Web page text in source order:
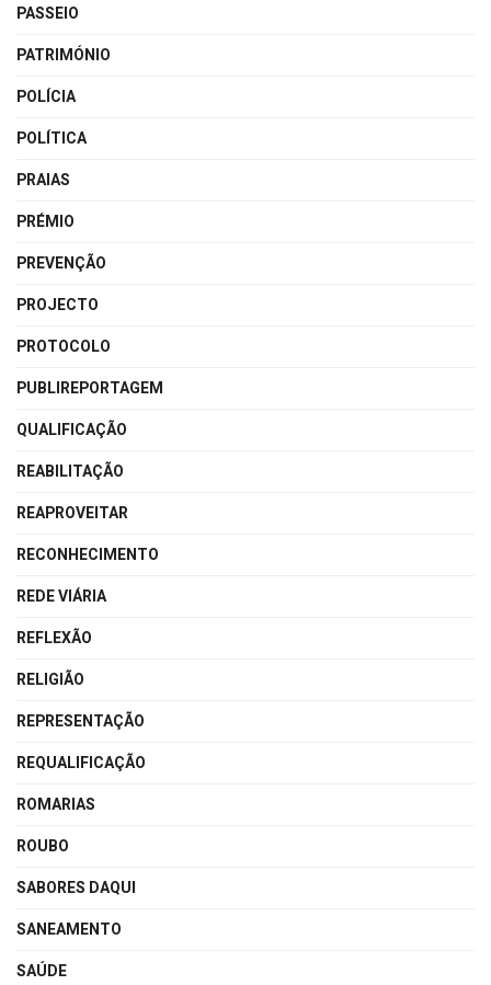
PASSEIO
PATRIMÓNIO
POLÍCIA
POLÍTICA
PRAIAS
PRÉMIO
PREVENÇÃO
PROJECTO
PROTOCOLO
PUBLIREPORTAGEM
QUALIFICAÇÃO
REABILITAÇÃO
REAPROVEITAR
RECONHECIMENTO
REDE VIÁRIA
REFLEXÃO
RELIGIÃO
REPRESENTAÇÃO
REQUALIFICAÇÃO
ROMARIAS
ROUBO
SABORES DAQUI
SANEAMENTO
SAÚDE